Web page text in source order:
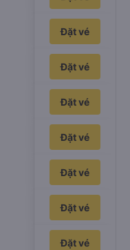
32h2pĐặt vé
27h29p
Đặt vé
31h40p
Đặt vé
15h37p
Đặt vé
16h52p
Đặt vé
14h54p
Đặt vé
16h49p
Đặt vé